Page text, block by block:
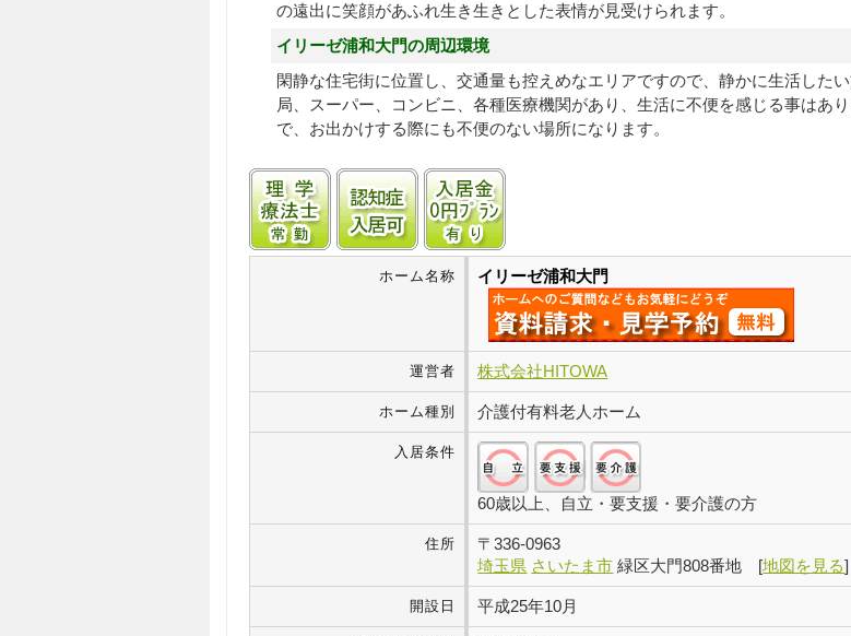
の遠出に笑顔があふれ生き生きとした表情が見受けられます。
イリーゼ浦和大門の周辺環境
閑静な住宅街に位置し、交通量も控えめなエリアですので、静かに生活した
局、スーパー、コンビニ、各種医療機関があり、生活に不便を感じる事はあ
で、お出かけする際にも不便のない場所になります。
理学療法士常勤認知症受け入れ可
ホーム名称 イリーゼ浦和大門
運営者 株式会社HITOWA
ホーム種別 介護付有料老人ホーム
入居条件
60歳以上、自立・要支援・要介護の方
住所 〒336-0963
埼玉県 さいたま市 緑区大門808番地 [地図を見る]
開設日 平成25年10月